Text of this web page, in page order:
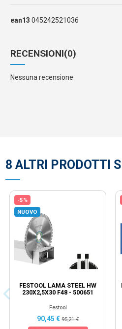
ean13 045242521036
RECENSIONI(0)
Nessuna recensione
8 ALTRI PRODOTTI
-5%
NUOVO
FESTOOL LAMA STEEL HW
230X2,5X30 F48 - 500651
Festool
90,45 € 95,21 €